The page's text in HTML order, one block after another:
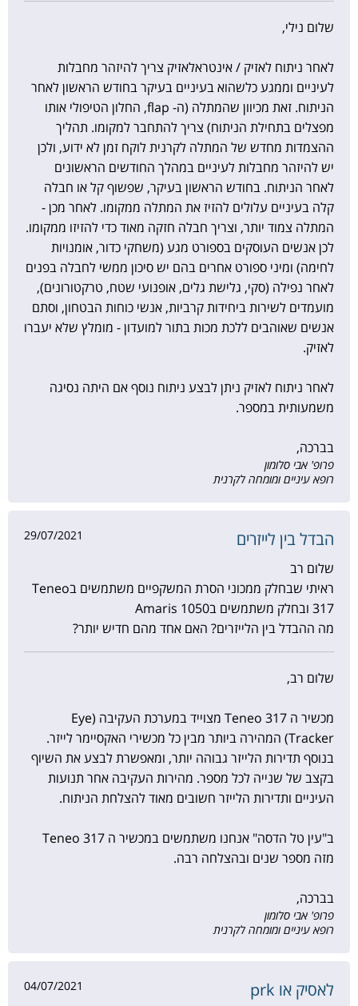
שלום נילי,
לאחר ניתוח לאזיק / אינטראלאזיק צריך להיזהר מחבלות
לעיניים וממגע כלשהוא בעיניים בעיקר בחודש הראשון לאחר
הניתוח. זאת מכיוון שהמתלה (ה- flap, החלון הטיפולי אותו
מפצלים בתחילת הניתוח) צריך להתחבר למקומו. תהליך
ההצמדות מחדש של המתלה לקרנית לוקח זמן לא ידוע, ולכן
יש להיזהר מחבלות לעיניים במהלך החודשים הראשונים
לאחר הניתוח. בחודש הראשון בעיקר, שפשוף קל או חבלה
קלה בעיניים עלולים להזיז את המתלה ממקומו. לאחר מכן -
המתלה צמוד יותר, וצריך חבלה חזקה מאוד כדי להזיזו ממקומו.
לכן אנשים העוסקים בספורט מגע (משחקי כדור, אומנויות
לחימה) ומיני ספורט אחרים בהם יש סיכון ממשי לחבלה בפנים
לאחר נפילה (סקי, גלישת גלים, אופנועי שטח, טרקטורונים),
מועמדים לשירות ביחידות קרביות, אנשי כוחות הבטחון, וסתם
אנשים שאוהבים ללכת מכות בתור למועדון - מומלץ שלא יעברו
לאזיק.
לאחר ניתוח לאזיק ניתן לבצע ניתוח נוסף אם היתה נסיגה
משמעותית במספר.
בברכה,
פרופ' אבי סלומון
רופא עיניים ומומחה לקרנית
הבדל בין לייזרים 29/07/2021
שלום רב
ראיתי שבחלק ממכוני הסרת המשקפיים משתמשים בTeneo
317 ובחלק משתמשים בAmaris 1050
מה ההבדל בין הלייזרים? האם אחד מהם חדיש יותר?
שלום רב,
מכשיר ה Teneo 317 מצוייד במערכת העקיבה (Eye
Tracker) המהירה ביותר מבין כל מכשירי האקסיימר לייזר.
בנוסף תדירות הלייזר גבוהה יותר, ומאפשרת לבצע את השיוף
בקצב של שנייה לכל מספר. מהירות העקיבה אחר תנועות
העיניים ותדירות הלייזר חשובים מאוד להצלחת הניתוח.
ב"עין טל הדסה" אנחנו משתמשים במכשיר ה Teneo 317
מזה מספר שנים ובהצלחה רבה.
בברכה,
פרופ' אבי סלומון
רופא עיניים ומומחה לקרנית
לאסיק או prk 04/07/2021